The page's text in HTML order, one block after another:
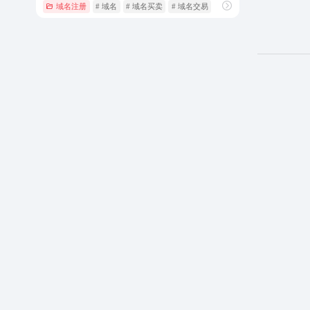
域名注册 # 域名 # 域名买卖 # 域名交易